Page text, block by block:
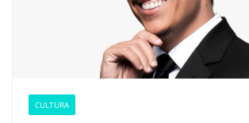
CULTURA